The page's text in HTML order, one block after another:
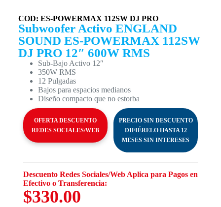
COD: ES-POWERMAX 112SW DJ PRO
Subwoofer Activo ENGLAND
SOUND ES-POWERMAX 112SW
DJ PRO 12″ 600W RMS
Sub-Bajo Activo 12″
350W RMS
12 Pulgadas
Bajos para espacios medianos
Diseño compacto que no estorba
OFERTA DESCUENTO
REDES SOCIALES/WEB
PRECIO SIN DESCUENTO
DIFIÉRELO HASTA 12
MESES SIN INTERESES
Descuento Redes Sociales/Web Aplica para Pagos en
Efectivo o Transferencia:
$330.00